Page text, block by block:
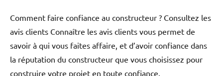
Comment faire confiance au constructeur ? Consultez les
avis clients Connaître les avis clients vous permet de
savoir à qui vous faites affaire, et d’avoir confiance dans
la réputation du constructeur que vous choisissez pour
construire votre projet en toute confiance.